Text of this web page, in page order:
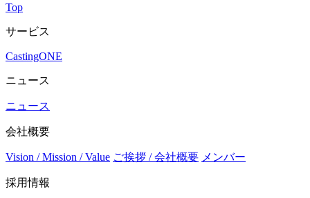
Top
サービス
CastingONE
ニュース
ニュース
会社概要
Vision / Mission / Value ご挨拶 / 会社概要 メンバー
採用情報